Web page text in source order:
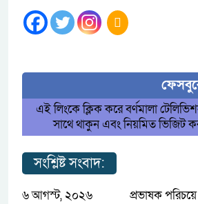
এই লিংকে ক্লিক করে বর্ণমালা
সাথে থাকুন এবং নিয়মিত ভিজিট
সংশ্লিষ্ট সংবাদ:
৬ আগস্ট, ২০২৬
প্রভাষক